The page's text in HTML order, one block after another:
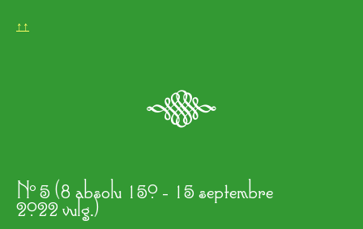
↑↑
q
No5 (8 absolu 150 - 15 septembre
2022 vulg.)